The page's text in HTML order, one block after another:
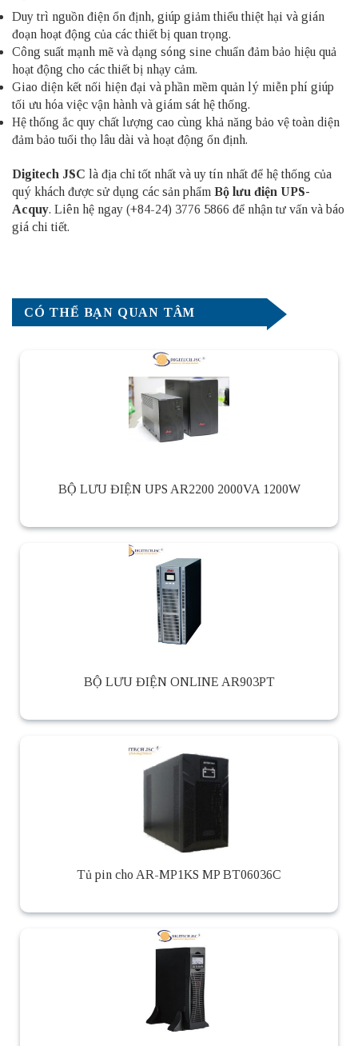
Duy trì nguồn điện ổn định, giúp giảm thiểu thiệt hại và gián
đoạn hoạt động của các thiết bị quan trọng.
Công suất mạnh mẽ và dạng sóng sine chuẩn đảm bảo hiệu quả
hoạt động cho các thiết bị nhạy cảm.
Giao diện kết nối hiện đại và phần mềm quản lý miễn phí giúp
tối ưu hóa việc vận hành và giám sát hệ thống.
Hệ thống ắc quy chất lượng cao cùng khả năng bảo vệ toàn diện
đảm bảo tuổi thọ lâu dài và hoạt động ổn định.
Digitech JSC là địa chỉ tốt nhất và uy tín nhất để hệ thống của
quý khách được sử dụng các sản phẩm Bộ lưu điện UPS-
Acquy. Liên hệ ngay (+84-24) 3776 5866 để nhận tư vấn và báo
giá chi tiết.
CÓ THỂ BẠN QUAN TÂM
BỘ LƯU ĐIỆN UPS AR2200 2000VA 1200W
BỘ LƯU ĐIỆN ONLINE AR903PT
Tủ pin cho AR-MP1KS MP BT06036C